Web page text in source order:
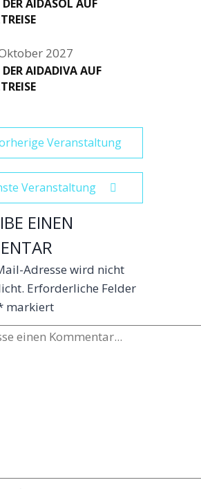
AIDASOL AUF
2027
AIDADIVA AUF
Veranstaltung
Veranstaltung
EINEN
Adresse wird nicht
Erforderliche Felder
markiert